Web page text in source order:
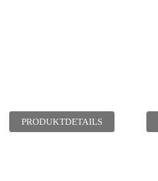
PRODUKTDETAILS